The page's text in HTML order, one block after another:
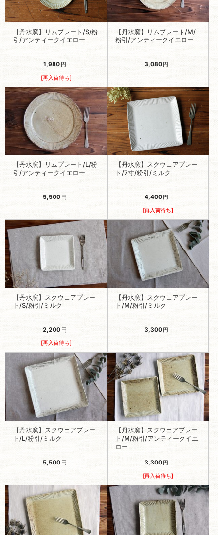
【丹水窯】リムプレート/S/粉
引/アンティークイエロー
1,980 円
[再入荷待ち]
【丹水窯】リムプレート/M/
粉引/アンティークイエロー
3,080 円
【丹水窯】リムプレート/L/粉
引/アンティークイエロー
5,500 円
【丹水窯】スクウェアプレー
ト/7寸/粉引/ミルク
4,400 円
[再入荷待ち]
【丹水窯】スクウェアプレー
ト/S/粉引/ミルク
2,200 円
[再入荷待ち]
【丹水窯】スクウェアプレー
ト/M/粉引/ミルク
3,300 円
【丹水窯】スクウェアプレー
ト/L/粉引/ミルク
5,500 円
【丹水窯】スクウェアプレー
ト/M/粉引/アンティークイエ
ロー
3,300 円
[再入荷待ち]